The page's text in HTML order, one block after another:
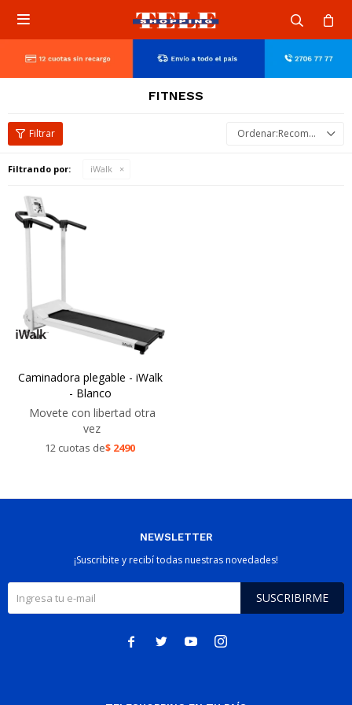

FITNESS
Recomendados
Filtrando por: iWalk
Caminadora plegable - iWalk
- Blanco
Movete con libertad otra
vez
12 cuotas de$ 2490
NEWSLETTER
¡Suscribite y recibí todas nuestras novedades!
SUSCRIBIRME
   